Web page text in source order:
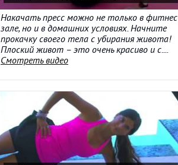
Накачать пресс можно не только в фитнес
зале, но и в домашних условиях. Начните
прокачку своего тела с убирания живота!
Плоский живот – это очень красиво и с....
Смотреть видео